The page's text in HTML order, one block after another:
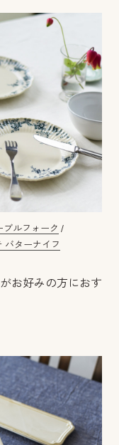
ブルフォーク /
バターナイフ
お好みの方におす